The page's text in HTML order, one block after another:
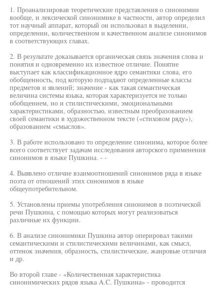
1. Проанализировав теоретические представления о синонимии
вообще, и лексической синонимике в частности, автор определил
тот научный аппарат, который он использовал в выделении,
определении, количественном и качественном анализе синонимов
в соответствующих главах.
2. В результате доказывается органическая связь значения слова и
понятия и одновременно их известное отличие. Понятие
выступает как классификационное ядро семантики слова, его
обобщенность, под которую подпадают определенные классы
предметов и явлений; значение - как такая семантическая
величина системы языка, которая характеризуется не только
обобщением, но и стилистическими, эмоциональными
характеристиками, образностью, известным преобразованием
своей семантики в художественном тексте («стиховом ряду»),
образованием «смыслов».
3. В работе использовано то определение синонима, которое более
всего соответствует задачам исследования авторского применения
синонимов в языке Пушкина. - -
4. Выявлено отличие взаимоотношений синонимов ряда в языке
поэта от отношений этих синонимов в языке
общеупотребительном.
5. Установлены приемы употребления синонимов в поэтической
речи Пушкина, с помощью которых могут реализоваться
различные их функции.
6. В анализе синонимики Пушкина автор оперировал такими
семантическими и стилистическими величинами, как смысл,
оттенок значения, образность, стилистические, жанровые отличия
и др.
Во второй главе - «Количественная характеристика
синонимических рядов языка A.C. Пушкина» - проводится